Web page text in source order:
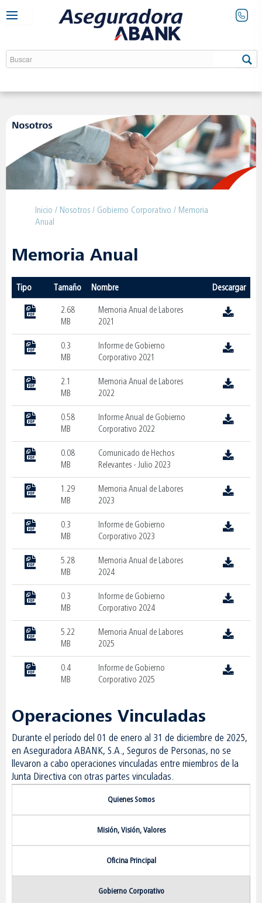
Inicio / Nosotros / Gobierno Corporativo / Memoria
Anual
Memoria Anual
Tipo Tamaño Nombre Descargar
2.68
MB
Memoria Anual de Labores
2021
0.3
MB
Informe de Gobierno
Corporativo 2021
2.1
MB
Memoria Anual de Labores
2022
0.58
MB
Informe Anual de Gobierno
Corporativo 2022
0.08
MB
Comunicado de Hechos
Relevantes - Julio 2023
1.29
MB
Memoria Anual de Labores
2023
0.3
MB
Informe de Gobierno
Corporativo 2023
5.28
MB
Memoria Anual de Labores
2024
0.3
MB
Informe de Gobierno
Corporativo 2024
5.22
MB
Memoria Anual de Labores
2025
0.4
MB
Informe de Gobierno
Corporativo 2025
Operaciones Vinculadas
Durante el período del 01 de enero al 31 de diciembre de 2025,
en Aseguradora ABANK, S.A., Seguros de Personas, no se
llevaron a cabo operaciones vinculadas entre miembros de la
Junta Directiva con otras partes vinculadas.
Quienes Somos
Misión, Visión, Valores
Oficina Principal
Gobierno Corporativo